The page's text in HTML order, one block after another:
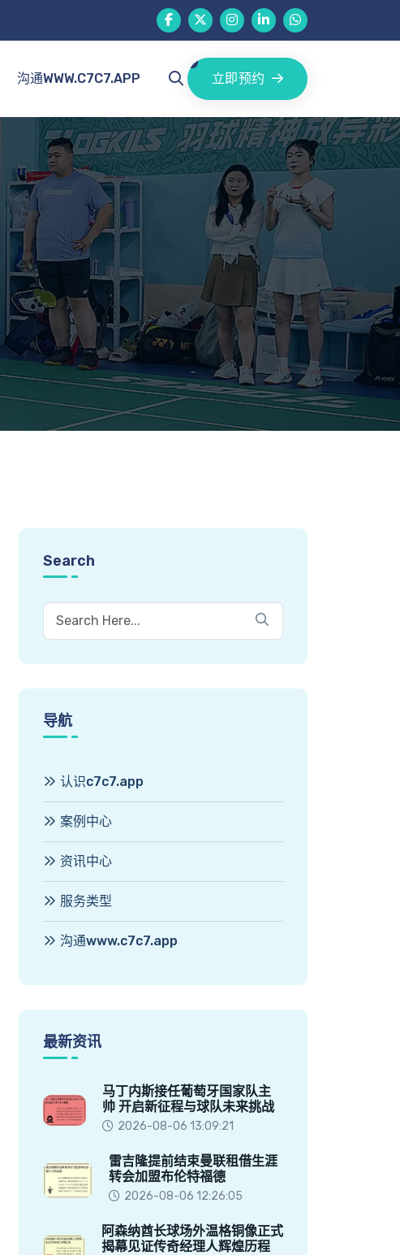
沟通WWW.C7C7.APP 立即预约
Search
导航
认识c7c7.app
案例中心
资讯中心
服务类型
沟通www.c7c7.app
最新资讯
马丁内斯接任葡萄牙国家队主
帅 开启新征程与球队未来挑战
2026-08-06 13:09:21
雷吉隆提前结束曼联租借生涯
转会加盟布伦特福德
2026-08-06 12:26:05
阿森纳酋长球场外温格铜像正式
揭幕见证传奇经理人辉煌历程